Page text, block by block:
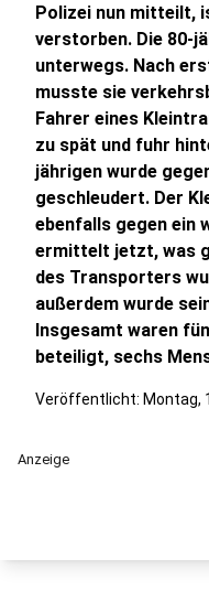
Polizei nun mitteilt,
verstorben. Die 80-
unterwegs. Nach
musste sie
Fahrer eines
zu spät und fuhr
jährigen wurde
geschleudert. Der
ebenfalls gegen ein
ermittelt jetzt, was
des Transporters
außerdem wurde
Insgesamt waren
beteiligt, sechs
Veröffentlicht: Montag,
Anzeige